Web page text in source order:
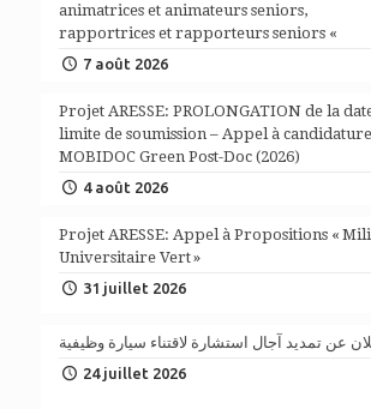
animatrices et animateurs seniors,
rapportrices et rapporteurs seniors «
7 août 2026
Projet ARESSE: PROLONGATION de la
limite de soumission – Appel à
MOBIDOC Green Post-Doc (2026)
4 août 2026
Projet ARESSE: Appel à Propositions «
Universitaire Vert »
31 juillet 2026
عن تمديد آجال استشارة لاقتناء سيارة وظيفية
24 juillet 2026